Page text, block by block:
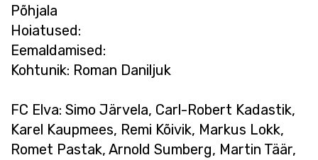
Põhjala
Hoiatused:
Eemaldamised:
Kohtunik: Roman Daniljuk
FC Elva: Simo Järvela, Carl-Robert Kadastik,
Karel Kaupmees, Remi Kõivik, Markus Lokk,
Romet Pastak, Arnold Sumberg, Martin Täär,